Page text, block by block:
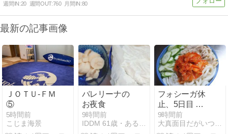
週間IN:20 週間OUT:760 月間IN:80
最新の記事画像
ＪＯＴＵ-ＦＭ
⑤
5時間前
こじま海景
バレリーナの
お夜食
9時間前
IDDM 61歳・ある日突然１型糖尿病になりました。が…
フォシーガ休
止、5日目 ～
あまり変わら
ないかも/血糖/
9時間前
大真面目だがいつでも行きあたりバッタリ